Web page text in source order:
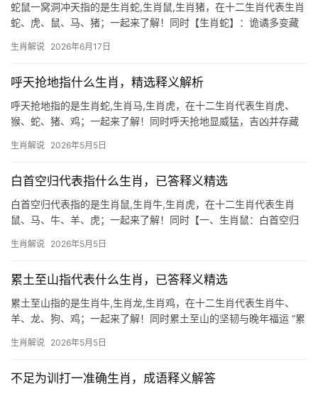
蛇鼠一窝洞冲天指的是生肖蛇,生肖鼠,生肖猪，在十二生肖代表生肖
蛇、虎、鼠、马、猪；一起来了解！同时【生肖蛇】：诡谲多变藏
潭，上半年易遇“蛇鼠一窝”之局，职场中宵小抱团，项目遭人截胡，
生肖解说 2026年6月17日
呼天抢地指什么生肖，精选释义解析
呼天抢地指的是生肖蛇,生肖马,生肖虎，在十二生肖代表生肖虎、
猴、蛇、猪、鸡；一起来了解！同时呼天抢地显威猛，吉凶并存藏
十二生肖中谁最契合此般气势，当属生肖虎，虎为百兽之王，天生
生肖解说 2026年5月5日
白首空归代表指什么生肖，已答释义精选
白首空归代表指的是生肖鼠,生肖牛,生肖虎，在十二生肖代表生肖
鼠、马、牛、羊、虎；一起来了解！同时【一、生肖鼠：白首空归
年运势波动，2026年对生肖鼠极为关键，尤其51岁后易遇事业停
生肖解说 2026年5月5日
累土至山指代表什么生肖，已答释义精选
累土至山指的是生肖牛,生肖龙,生肖鸡，在十二生肖代表生肖牛、
羊、龙、狗、鸡；一起来了解！同时累土至山的坚韧与晚年福运 “累
土般步步为营，终能堆砌成山，这类人年轻时多劳碌，30岁前事业
生肖解说 2026年5月5日
不足为训打一准确生肖，成语释义解答